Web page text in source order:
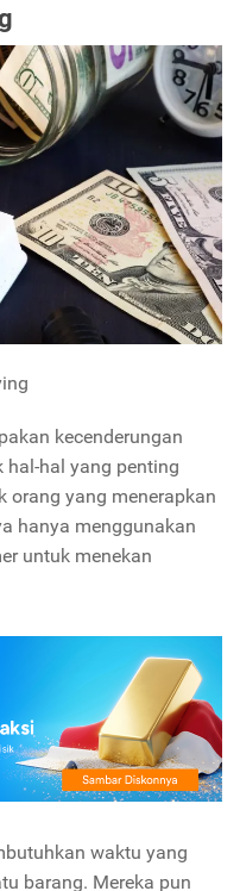
kecenderungan
hal-hal yang penting
orang yang menerapkan
hanya menggunakan
untuk menekan
waktu yang
barang. Mereka pun